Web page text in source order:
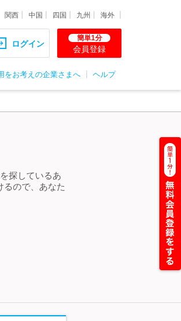
関西 中国 四国 九州 海外
ログイン
簡単1分
会員登録
をお考えの企業さまへ ヘルプ
探しているあ
るので、あなた